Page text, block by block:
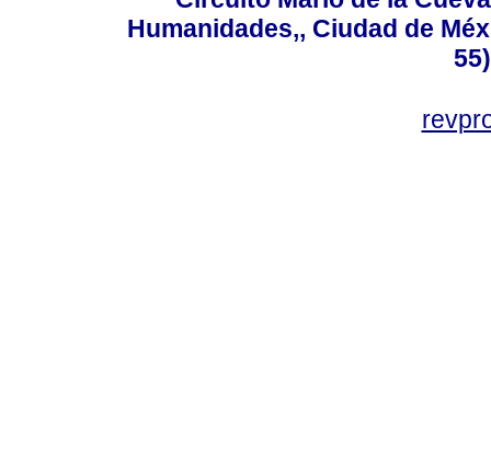
Humanidades,, Ciudad de